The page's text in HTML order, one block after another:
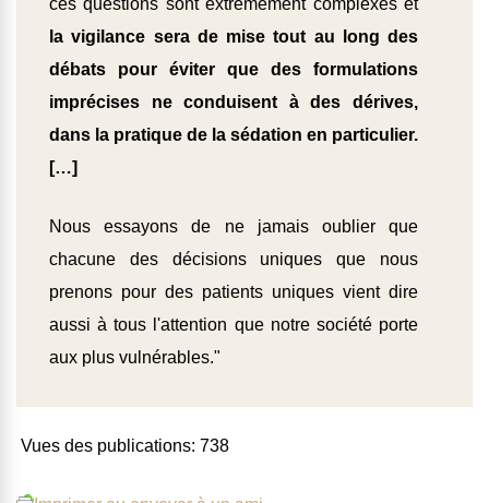
ces questions sont extrêmement complexes et
la vigilance sera de mise tout au long des
débats pour éviter que des formulations
imprécises ne conduisent à des dérives,
dans la pratique de la sédation en particulier.
[…]
Nous essayons de ne jamais oublier que
chacune des décisions uniques que nous
prenons pour des patients uniques vient dire
aussi à tous l'attention que notre société porte
aux plus vulnérables."
Vues des publications: 738